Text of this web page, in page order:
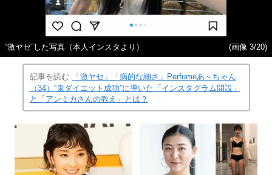
“激ヤセ”した写真（本人インスタより） (画像 3/20)
記事を読む
「激ヤセ」「病的な細さ」Perfumeあ～ちゃん
（34）“鬼ダイエット成功”に導いた「インスタグラム開設」
と「アンミカさんの教え」とは？